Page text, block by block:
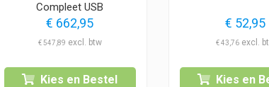
Compleet USB
€ 662,95
€547,89
Kies en Bestel
€ 52,95
€43,76
Kies en